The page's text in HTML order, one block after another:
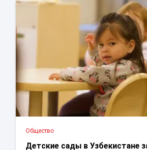
Общество
Детские сады в Узбекистане